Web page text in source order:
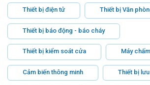
Thiết bị điện tử Thiết bị Văn
Thiết bị báo động - báo cháy
Thiết bị kiểm soát cửa Máy
Cảm biến thông minh Thiết bị